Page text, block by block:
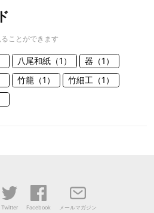
ことができます
八尾和紙（1）
器（1）
竹籠（1）
竹細工（1）
Twitter Facebook メールマガジン